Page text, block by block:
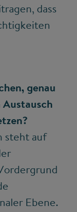
dass
genau
steht auf
Ebene.